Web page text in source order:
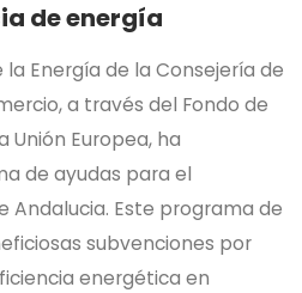
de energía
la Energía de la Consejería de
a través del Fondo de
Unión Europea, ha
de ayudas para el
Andalucia. Este programa de
subvenciones por
energética en